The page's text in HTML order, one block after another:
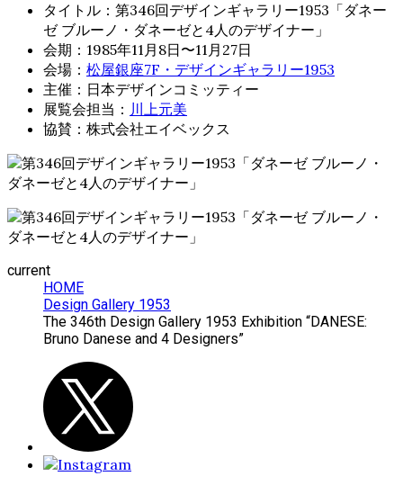
タイトル：第346回デザインギャラリー1953「ダネー
ゼ ブルーノ・ダネーゼと4人のデザイナー」
会期：1985年11月8日〜11月27日
会場： 松屋銀座7F・デザインギャラリー1953
主催：日本デザインコミッティー
展覧会担当： 川上元美
協賛：株式会社エイベックス
current
HOME
Design Gallery 1953
The 346th Design Gallery 1953 Exhibition “DANESE:
Bruno Danese and 4 Designers”